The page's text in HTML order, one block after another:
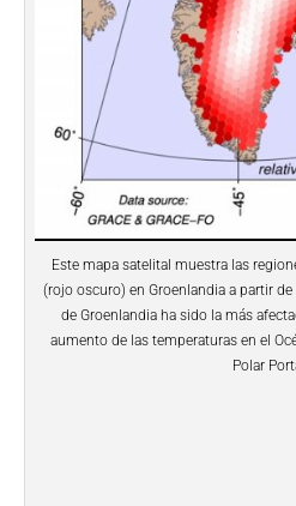
Este mapa satelital muestra las
(rojo oscuro) en Groenlandia a partir
de Groenlandia ha sido la más
aumento de las temperaturas en el
Polar